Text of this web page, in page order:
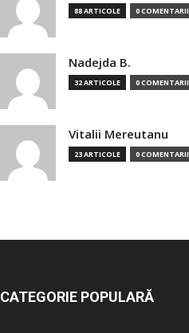
88 ARTICOLE 0 COMENTARII
Nadejda B.
32 ARTICOLE 0 COMENTARII
Vitalii Mereutanu
23 ARTICOLE 0 COMENTARII
CATEGORIE POPULARĂ